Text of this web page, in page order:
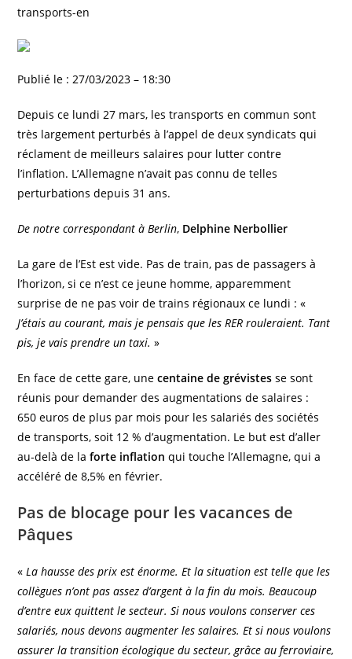
Publié le :27/03/2023 – 18:30
Depuis ce lundi 27 mars, les transports en commun sont
très largement perturbés à l’appel de deux syndicats qui
réclament de meilleurs salaires pour lutter contre
l’inflation. L’Allemagne n’avait pas connu de telles
perturbations depuis 31 ans.
De notre correspondant à Berlin, Delphine Nerbollier
La gare de l’Est est vide. Pas de train, pas de passagers à
l’horizon, si ce n’est ce jeune homme, apparemment
surprise de ne pas voir de trains régionaux ce lundi : «
J’étais au courant, mais je pensais que les RER rouleraient. Tant
pis, je vais prendre un taxi. »
En face de cette gare, unecentaine de grévistes se sont
réunis pour demander des augmentations de salaires :
650 euros de plus par mois pour les salariés des sociétés
de transports, soit 12 % d’augmentation. Le but est d’aller
au-delà de laforte inflation qui touche l’Allemagne, qui a
accéléré de 8,5% en février.
Pas de blocage pour les vacances de
Pâques
« La hausse des prix est énorme. Et la situation est telle que les
collègues n’ont pas assez d’argent à la fin du mois. Beaucoup
d’entre eux quittent le secteur. Si nous voulons conserver ces
salariés, nous devons augmenter les salaires. Et si nous voulons
assurer la transition écologique du secteur, grâce au ferroviaire,